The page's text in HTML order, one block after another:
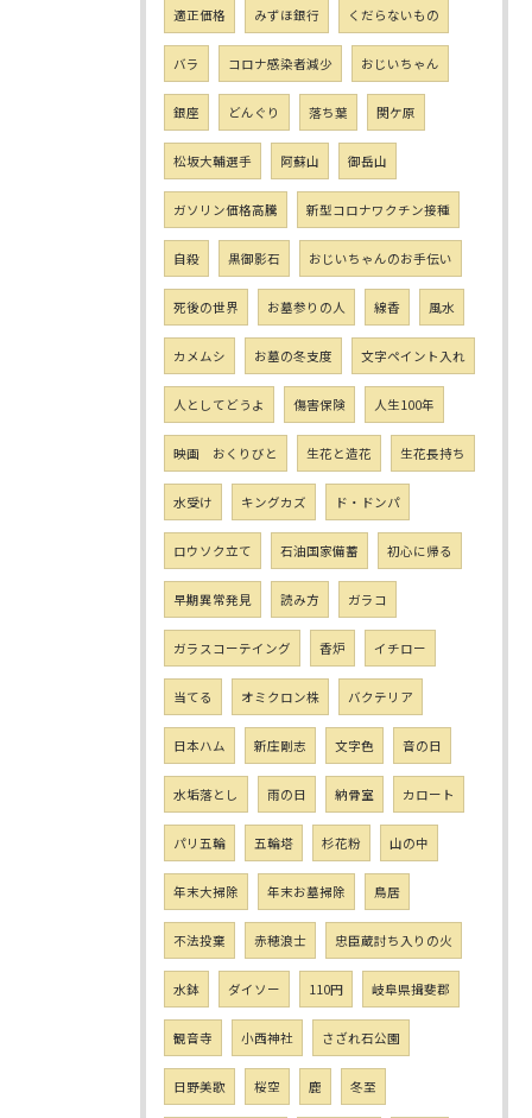
適正価格 みずほ銀行 くだらないもの
バラ コロナ感染者減少 おじいちゃん
銀座 どんぐり 落ち葉 関ケ原
松坂大輔選手 阿蘇山 御岳山
ガソリン価格高騰 新型コロナワクチン接種
自殺 黒御影石 おじいちゃんのお手伝い
死後の世界 お墓参りの人 線香 風水
カメムシ お墓の冬支度 文字ペイント入れ
人としてどうよ 傷害保険 人生100年
映画 おくりびと 生花と造花 生花長持ち
水受け キングカズ ド・ドンパ
ロウソク立て 石油国家備蓄 初心に帰る
早期異常発見 読み方 ガラコ
ガラスコーテイング 香炉 イチロー
当てる オミクロン株 バクテリア
日本ハム 新庄剛志 文字色 音の日
水垢落とし 雨の日 納骨室 カロート
パリ五輪 五輪塔 杉花粉 山の中
年末大掃除 年末お墓掃除 鳥居
不法投棄 赤穂浪士 忠臣蔵討ち入りの火
水鉢 ダイソー 110円 岐阜県揖斐郡
観音寺 小西神社 さざれ石公園
日野美歌 桜空 鹿 冬至